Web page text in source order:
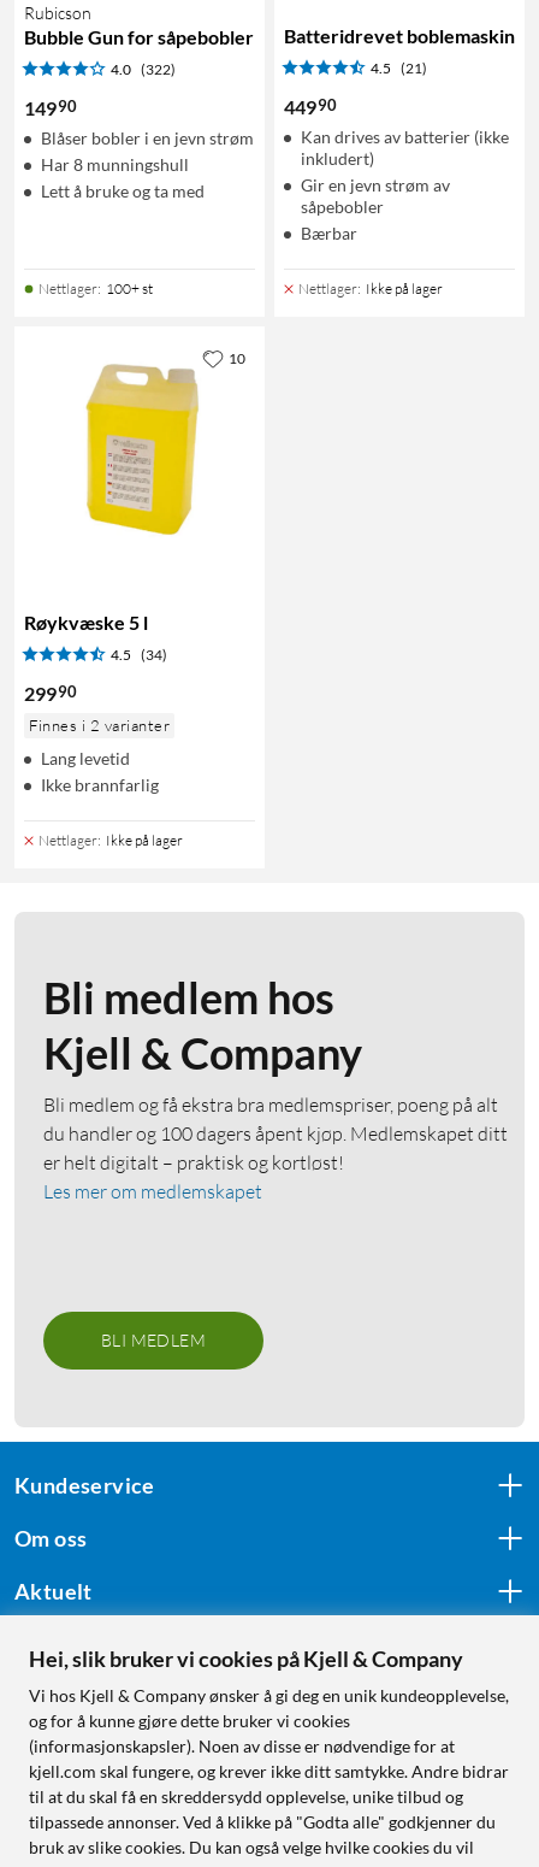
Rubicson
Bubble Gun for såpebobler
4.0 (322)
14990
Blåser bobler i en jevn strøm
Har 8 munningshull
Lett å bruke og ta med
Nettlager: 100+ st
Batteridrevet boblemaskin
4.5 (21)
44990
Kan drives av batterier (ikke
inkludert)
Gir en jevn strøm av
såpebobler
Bærbar
Nettlager: Ikke på lager
Røykvæske 5 l
4.5 (34)
29990
Finnes i 2 varianter
Lang levetid
Ikke brannfarlig
Nettlager: Ikke på lager
10
Bli medlem hos
Kjell & Company
Bli medlem og få ekstra bra medlemspriser, poeng på alt
du handler og 100 dagers åpent kjøp. Medlemskapet ditt
er helt digitalt – praktisk og kortløst!
Les mer om medlemskapet
BLI MEDLEM
Kundeservice
Om oss
Aktuelt
Følg oss
Handle fra:
Sverige
Norge
Hei, slik bruker vi cookies på Kjell & Company
Vi hos Kjell & Company ønsker å gi deg en unik kundeopplevelse,
og for å kunne gjøre dette bruker vi cookies
(informasjonskapsler). Noen av disse er nødvendige for at
kjell.com skal fungere, og krever ikke ditt samtykke. Andre bidrar
til at du skal få en skreddersydd opplevelse, unike tilbud og
tilpassede annonser. Ved å klikke på "Godta alle" godkjenner du
bruk av slike cookies. Du kan også velge hvilke cookies du vil